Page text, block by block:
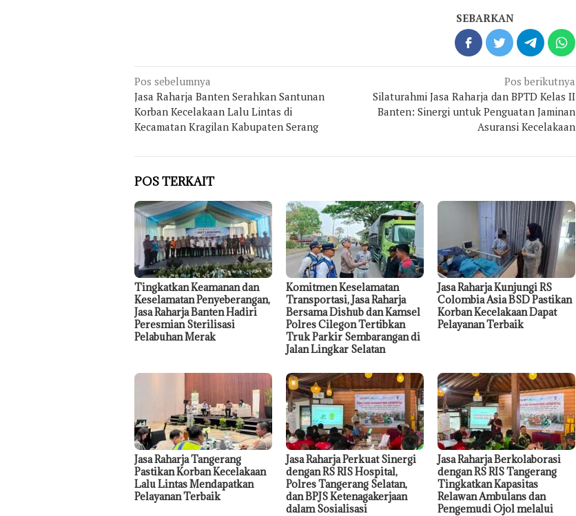
SEBARKAN
Navigasi
pos
Pos sebelumnya
Jasa Raharja Banten Serahkan Santunan
Korban Kecelakaan Lalu Lintas di
Kecamatan Kragilan Kabupaten Serang
Pos berikutnya
Silaturahmi Jasa Raharja dan BPTD Kelas II
Banten: Sinergi untuk Penguatan Jaminan
Asuransi Kecelakaan
POS TERKAIT
Tingkatkan Keamanan dan
Keselamatan Penyeberangan,
Jasa Raharja Banten Hadiri
Peresmian Sterilisasi
Pelabuhan Merak
Komitmen Keselamatan
Transportasi, Jasa Raharja
Bersama Dishub dan Kamsel
Polres Cilegon Tertibkan
Truk Parkir Sembarangan di
Jalan Lingkar Selatan
Jasa Raharja Kunjungi RS
Colombia Asia BSD Pastikan
Korban Kecelakaan Dapat
Pelayanan Terbaik
Jasa Raharja Tangerang
Pastikan Korban Kecelakaan
Lalu Lintas Mendapatkan
Pelayanan Terbaik
Jasa Raharja Perkuat Sinergi
dengan RS RIS Hospital,
Polres Tangerang Selatan,
dan BPJS Ketenagakerjaan
dalam Sosialisasi
Jasa Raharja Berkolaborasi
dengan RS RIS Tangerang
Tingkatkan Kapasitas
Relawan Ambulans dan
Pengemudi Ojol melalui